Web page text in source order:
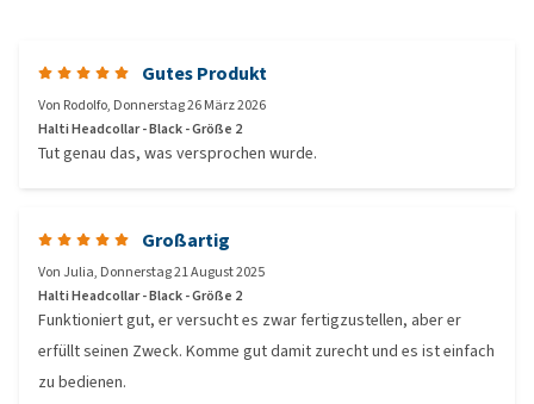
Gutes Produkt
Von Rodolfo, Donnerstag 26 März 2026
Halti Headcollar - Black - Größe 2
Tut genau das, was versprochen wurde.
Großartig
Von Julia, Donnerstag 21 August 2025
Halti Headcollar - Black - Größe 2
Funktioniert gut, er versucht es zwar fertigzustellen, aber er
erfüllt seinen Zweck. Komme gut damit zurecht und es ist einfach
zu bedienen.